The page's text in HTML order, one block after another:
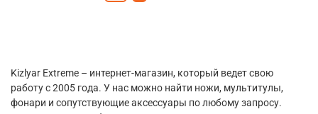
Kizlyar Extreme – интернет-магазин, который ведет свою
работу с 2005 года. У нас можно найти ножи, мультитулы,
фонари и сопутствующие аксессуары по любому запросу.